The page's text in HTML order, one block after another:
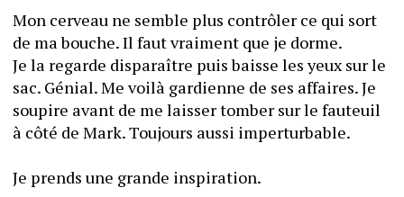
Mon cerveau ne semble plus contrôler ce qui sort
Je la regarde disparaître puis baisse les yeux sur le
sac. Génial. Me voilà gardienne de ses affaires. Je
soupire avant de me laisser tomber sur le fauteuil